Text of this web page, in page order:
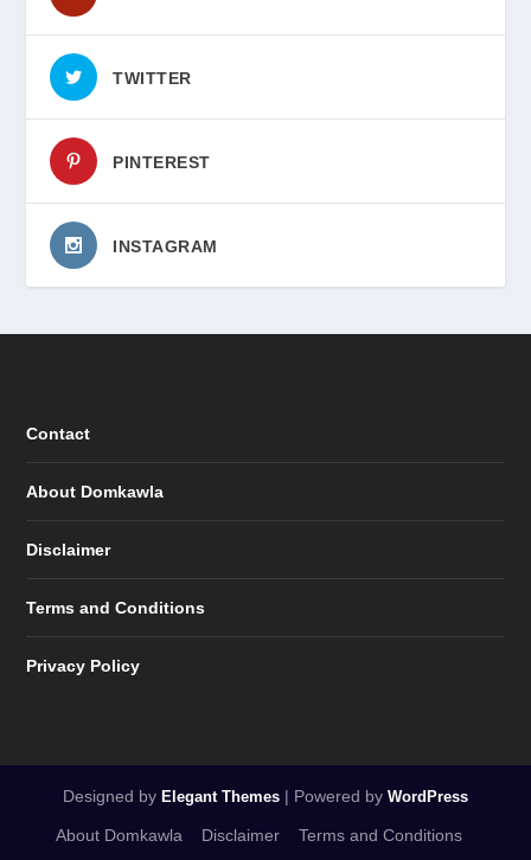
TWITTER
PINTEREST
INSTAGRAM
Contact
About Domkawla
Disclaimer
Terms and Conditions
Privacy Policy
Designed by Elegant Themes | Powered by WordPress
About Domkawla Disclaimer Terms and Conditions